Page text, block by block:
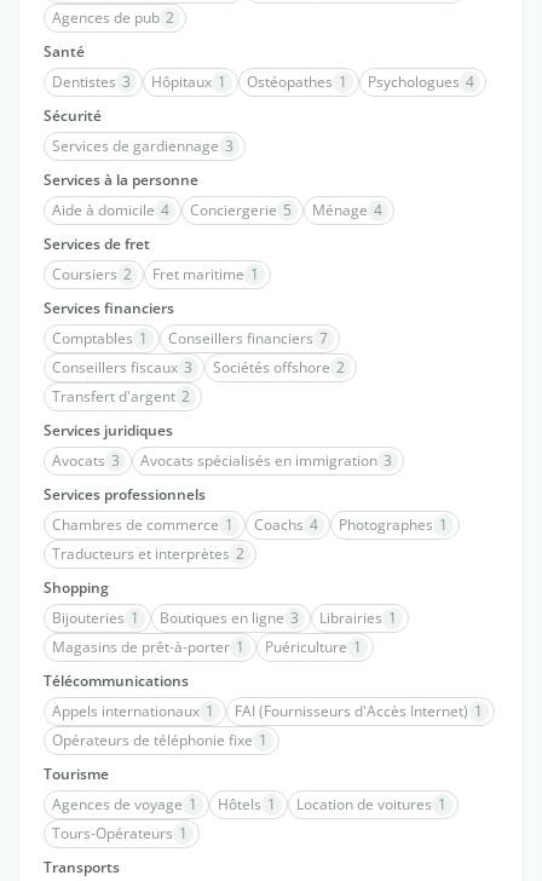
Agences de pub 2
Santé
Dentistes 3 Hôpitaux 1 Ostéopathes 1 Psychologues 4
Sécurité
Services de gardiennage 3
Services à la personne
Aide à domicile 4 Conciergerie 5 Ménage 4
Services de fret
Coursiers 2 Fret maritime 1
Services financiers
Comptables 1 Conseillers financiers 7
Conseillers fiscaux 3 Sociétés offshore 2
Transfert d'argent 2
Services juridiques
Avocats 3 Avocats spécialisés en immigration 3
Services professionnels
Chambres de commerce 1 Coachs 4 Photographes 1
Traducteurs et interprètes 2
Shopping
Bijouteries 1 Boutiques en ligne 3 Librairies 1
Magasins de prêt-à-porter 1 Puériculture 1
Télécommunications
Appels internationaux 1 FAI (Fournisseurs d'Accès Internet) 1
Opérateurs de téléphonie fixe 1
Tourisme
Agences de voyage 1 Hôtels 1 Location de voitures 1
Tours-Opérateurs 1
Transports